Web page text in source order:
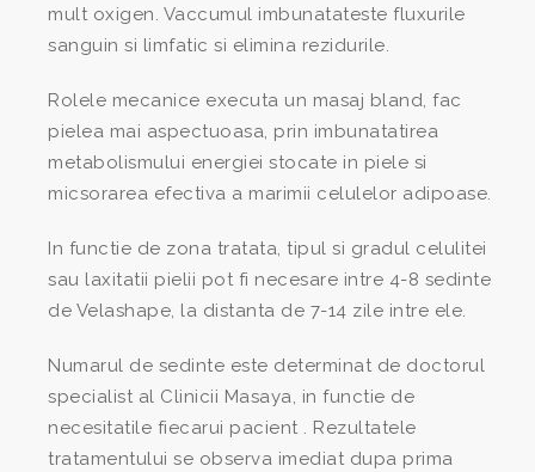
mult oxigen. Vaccumul imbunatateste fluxurile
sanguin si limfatic si elimina rezidurile.
Rolele mecanice executa un masaj bland, fac
pielea mai aspectuoasa, prin imbunatatirea
metabolismului energiei stocate in piele si
micsorarea efectiva a marimii celulelor adipoase.
In functie de zona tratata, tipul si gradul celulitei
sau laxitatii pielii pot fi necesare intre 4-8 sedinte
de Velashape, la distanta de 7-14 zile intre ele.
Numarul de sedinte este determinat de doctorul
specialist al Clinicii Masaya, in functie de
necesitatile fiecarui pacient . Rezultatele
tratamentului se observa imediat dupa prima